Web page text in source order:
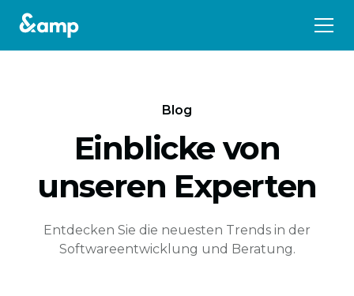
Blog
Einblicke von
unseren Experten
Entdecken Sie die neuesten Trends in der
Softwareentwicklung und Beratung.